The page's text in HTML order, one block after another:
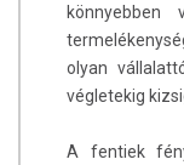
olyan
végletekig
A fentiek